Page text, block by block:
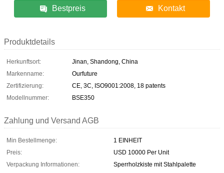
Bestpreis Kontakt
Produktdetails
Herkunftsort:
Jinan, Shandong, China
Markenname:
Ourfuture
Zertifizierung:
CE, 3C, ISO9001:2008, 18 patents
Modellnummer:
BSE350
Zahlung und Versand AGB
Min Bestellmenge:
1 EINHEIT
Preis:
USD 10000 Per Unit
Verpackung Informationen:
Sperrholzkiste mit Stahlpalette